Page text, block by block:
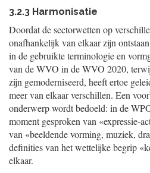
3.2.3 Harmonisatie
Doordat de sectorwetten op
onafhankelijk van elkaar zijn
in de gebruikte terminologie en
van de WVO in de WVO 2020,
zijn gemoderniseerd, heeft ertoe
meer van elkaar verschillen. Een
onderwerp wordt bedoeld: in de
moment gesproken van «expressie-
van «beeldende vorming, muziek,
definities van het wettelijke begrip
elkaar.